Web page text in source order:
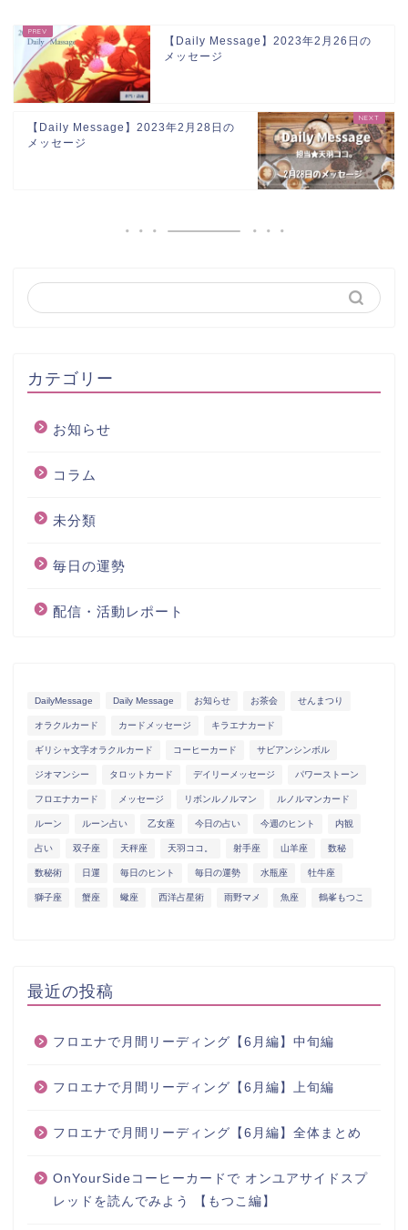
【Daily Message】2023年2月26日の
メッセージ
【Daily Message】2023年2月28日の
メッセージ
カテゴリー
お知らせ
コラム
未分類
毎日の運勢
配信・活動レポート
DailyMessage Daily Message お知らせ お茶会 せんまつり
オラクルカード カードメッセージ キラエナカード
ギリシャ文字オラクルカード コーヒーカード サビアンシンボル
ジオマンシー タロットカード デイリーメッセージ パワーストーン
フロエナカード メッセージ リボンルノルマン ルノルマンカード
ルーン ルーン占い 乙女座 今日の占い 今週のヒント 内観
占い 双子座 天秤座 天羽ココ。 射手座 山羊座 数秘
数秘術 日運 毎日のヒント 毎日の運勢 水瓶座 牡牛座
獅子座 蟹座 蠍座 西洋占星術 雨野マメ 魚座 鶴峯もつこ
最近の投稿
フロエナで月間リーディング【6月編】中旬編
フロエナで月間リーディング【6月編】上旬編
フロエナで月間リーディング【6月編】全体まとめ
OnYourSideコーヒーカードで オンユアサイドスプ
レッドを読んでみよう 【もつこ編】